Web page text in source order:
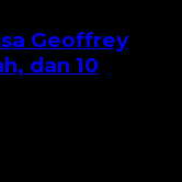
Geoffrey
dan 10